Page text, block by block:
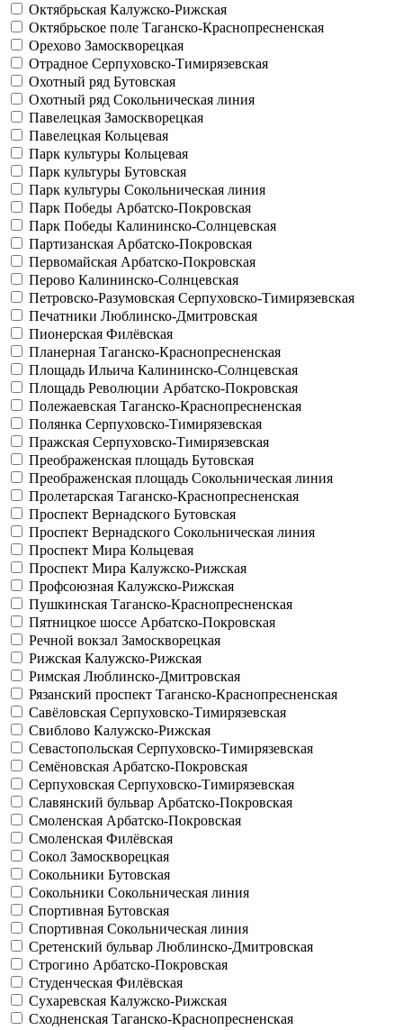
Октябрьская Калужско-Рижская
Октябрьское поле Таганско-Краснопресненская
Орехово Замоскворецкая
Отрадное Серпуховско-Тимирязевская
Охотный ряд Бутовская
Охотный ряд Сокольническая линия
Павелецкая Замоскворецкая
Павелецкая Кольцевая
Парк культуры Кольцевая
Парк культуры Бутовская
Парк культуры Сокольническая линия
Парк Победы Арбатско-Покровская
Парк Победы Калининско-Солнцевская
Партизанская Арбатско-Покровская
Первомайская Арбатско-Покровская
Перово Калининско-Солнцевская
Петровско-Разумовская Серпуховско-Тимирязевская
Печатники Люблинско-Дмитровская
Пионерская Филёвская
Планерная Таганско-Краснопресненская
Площадь Ильича Калининско-Солнцевская
Площадь Революции Арбатско-Покровская
Полежаевская Таганско-Краснопресненская
Полянка Серпуховско-Тимирязевская
Пражская Серпуховско-Тимирязевская
Преображенская площадь Бутовская
Преображенская площадь Сокольническая линия
Пролетарская Таганско-Краснопресненская
Проспект Вернадского Бутовская
Проспект Вернадского Сокольническая линия
Проспект Мира Кольцевая
Проспект Мира Калужско-Рижская
Профсоюзная Калужско-Рижская
Пушкинская Таганско-Краснопресненская
Пятницкое шоссе Арбатско-Покровская
Речной вокзал Замоскворецкая
Рижская Калужско-Рижская
Римская Люблинско-Дмитровская
Рязанский проспект Таганско-Краснопресненская
Савёловская Серпуховско-Тимирязевская
Свиблово Калужско-Рижская
Севастопольская Серпуховско-Тимирязевская
Семёновская Арбатско-Покровская
Серпуховская Серпуховско-Тимирязевская
Славянский бульвар Арбатско-Покровская
Смоленская Арбатско-Покровская
Смоленская Филёвская
Сокол Замоскворецкая
Сокольники Бутовская
Сокольники Сокольническая линия
Спортивная Бутовская
Спортивная Сокольническая линия
Сретенский бульвар Люблинско-Дмитровская
Строгино Арбатско-Покровская
Студенческая Филёвская
Сухаревская Калужско-Рижская
Сходненская Таганско-Краснопресненская